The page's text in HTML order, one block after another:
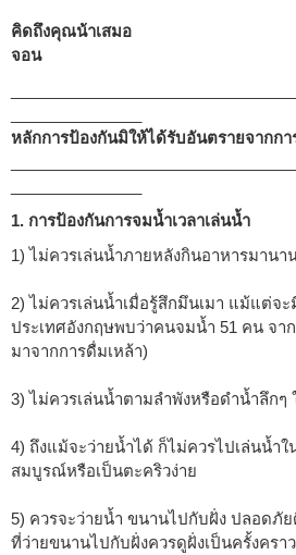
คิดถึงคุณน้าเสมอ
จอน
หลักการป้องกันมิให้ได้รับอันตรายจากกา
1. การป้องกันการจมน้ำเวลาเล่นน้ำ
1) ไม่ควรเล่นน้ำภายหลังกินอาหารมานา
2) ไม่ควรเล่นน้ำเมื่อรู้สึกมึนเมา แม้แต่จะ
ประเทศอังกฤษพบว่าคนจมน้ำ 51 คน จา
มาจากการดื่มเหล้า)
3) ไม่ควรเล่นน้ำตามลำพังหรือดำน้ำลึก
4) ถึงแม้จะว่ายน้ำได้ ก็ไม่ควรไปเล่นน้ำใ
สมบูรณ์หรือเป็นตะคริวง่าย
5) ควรจะว่ายน้ำ ขนานไปกับฝั่ง ปลอดภั
ที่ว่ายขนานไปกับฝั่งควรดูฝั่งเป็นครั้งครา